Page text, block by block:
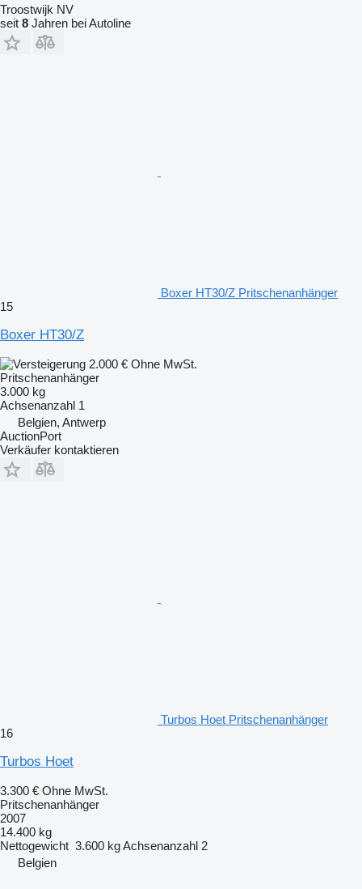
Troostwijk NV
seit 8 Jahren bei Autoline
Boxer HT30/Z Pritschenanhänger
15
Boxer HT30/Z
2.000 € Ohne MwSt.
Pritschenanhänger
3.000 kg
Achsenanzahl 1
Belgien, Antwerp
AuctionPort
Verkäufer kontaktieren
Turbos Hoet Pritschenanhänger
16
Turbos Hoet
3.300 € Ohne MwSt.
Pritschenanhänger
2007
14.400 kg
Nettogewicht 3.600 kgAchsenanzahl 2
Belgien